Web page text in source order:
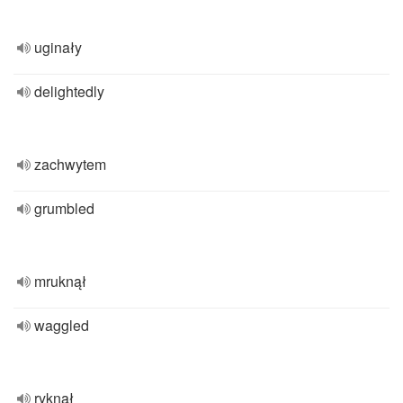
uginały
delightedly
zachwytem
grumbled
mruknął
waggled
ryknął